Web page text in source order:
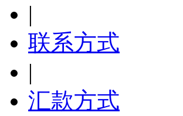
|
联系方式
|
汇款方式